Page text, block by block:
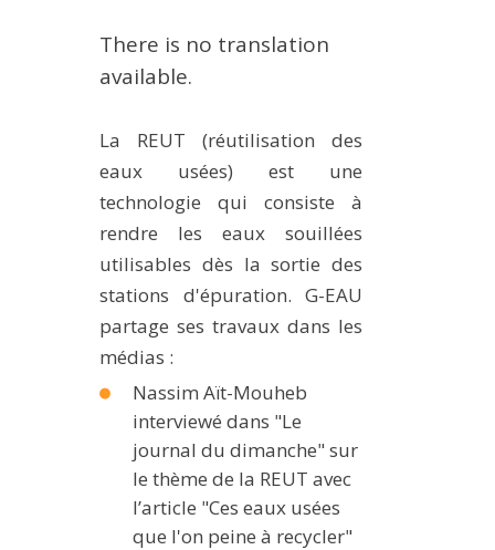
EDUCATION AND TRAINING
DOCTORAL TRAINING
THESES IN PROGRESS
PRODUCTION
METHODS AND TOOLS
SOFTWARE
THEMATIC NOTES
There is no translation
available.
La REUT (réutilisation des
eaux usées) est une
technologie qui consiste à
rendre les eaux souillées
utilisables dès la sortie des
stations d'épuration. G-EAU
partage ses travaux dans les
médias :
Nassim Aït-Mouheb
interviewé dans "Le
journal du dimanche" sur
le thème de la REUT avec
l’article "Ces eaux usées
que l'on peine à recycler"